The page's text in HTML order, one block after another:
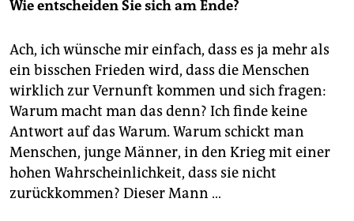
Wie entscheiden Sie sich am Ende?
Ach, ich wünsche mir einfach, dass es ja mehr als
ein bisschen Frieden wird, dass die Menschen
wirklich zur Vernunft kommen und sich fragen:
Warum macht man das denn? Ich finde keine
Antwort auf das Warum. Warum schickt man
Menschen, junge Männer, in den Krieg mit einer
hohen Wahrscheinlichkeit, dass sie nicht
zurückkommen? Dieser Mann …